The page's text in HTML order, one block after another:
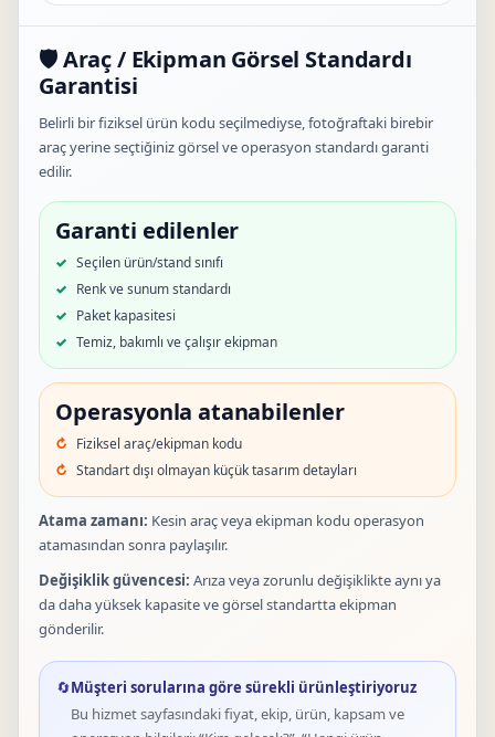
🛡️ Araç / Ekipman Görsel Standardı
Garantisi
Belirli bir fiziksel ürün kodu seçilmediyse, fotoğraftaki birebir
araç yerine seçtiğiniz görsel ve operasyon standardı garanti
edilir.
Garanti edilenler
Seçilen ürün/stand sınıfı
Renk ve sunum standardı
Paket kapasitesi
Temiz, bakımlı ve çalışır ekipman
Operasyonla atanabilenler
Fiziksel araç/ekipman kodu
Standart dışı olmayan küçük tasarım detayları
Atama zamanı: Kesin araç veya ekipman kodu operasyon
atamasından sonra paylaşılır.
Değişiklik güvencesi: Arıza veya zorunlu değişiklikte aynı ya
da daha yüksek kapasite ve görsel standartta ekipman
gönderilir.
🔄Müşteri sorularına göre sürekli ürünleştiriyoruz
Bu hizmet sayfasındaki fiyat, ekip, ürün, kapsam ve